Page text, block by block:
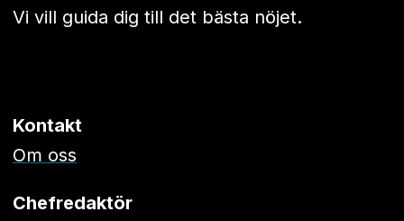
Vi vill guida dig till det bästa nöjet.
Kontakt
Om oss
Chefredaktör